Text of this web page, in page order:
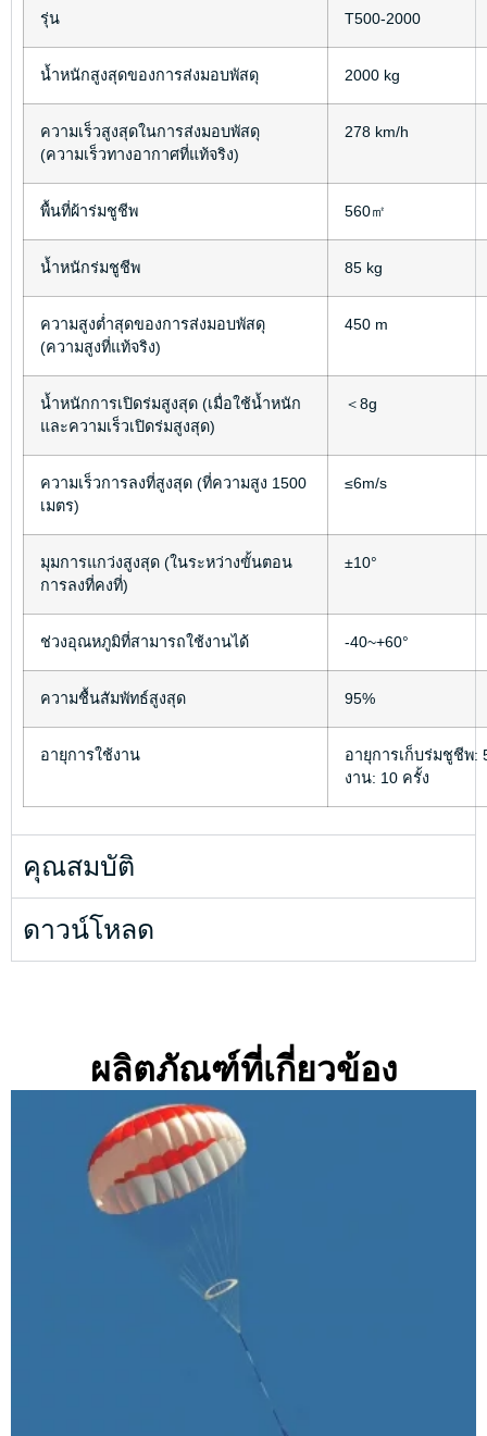
รุ่น T500-2000
น้ำหนักสูงสุดของการส่งมอบพัสดุ 2000 kg
ความเร็วสูงสุดในการส่งมอบพัสดุ
(ความเร็วทางอากาศที่แท้จริง)
278 km/h
พื้นที่ผ้าร่มชูชีพ 560㎡
น้ำหนักร่มชูชีพ 85 kg
ความสูงต่ำสุดของการส่งมอบพัสดุ
(ความสูงที่แท้จริง)
450 m
น้ำหนักการเปิดร่มสูงสุด (เมื่อใช้น้ำหนัก
และความเร็วเปิดร่มสูงสุด)
＜8g
ความเร็วการลงที่สูงสุด (ที่ความสูง 1500
เมตร)
≤6m/s
มุมการแกว่งสูงสุด (ในระหว่างขั้นตอน
การลงที่คงที่)
±10°
ช่วงอุณหภูมิที่สามารถใช้งานได้ -40~+60°
ความชื้นสัมพัทธ์สูงสุด 95%
อายุการใช้งาน
อายุการเก็บร่มชูชีพ:
งาน: 10 ครั้ง
คุณสมบัติ
ดาวน์โหลด
ผลิตภัณฑ์ที่เกี่ยวข้อง